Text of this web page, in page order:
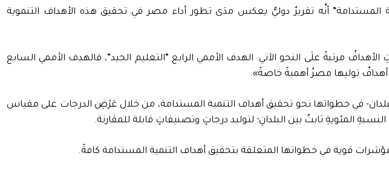
المستدامة” أنَّه تقريرٌ دوليٌّ يعكس مدَى تطور أداء مصر في تحقيق هذه الأهداف التنموية
مرتبةً علَى النحو الآتي: الهدف الأممي الرابع “التعليم الجيد”، فالهدف الأممي السابع
توليها مصرُ أهميةً خاصةً».
تُبَلور تقدُّمَ مصر -وغيرها من البلدان- في خطواتها نحو تحقيق أهداف التنمية المستدامة، من خلال عَرْضِ الدرجات على مقياس
قوية في خطواتها المتعلقة بتحقيق أهداف التنمية المستدامة كافةً.